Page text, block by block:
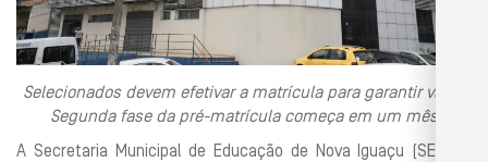
Selecionados devem efetivar a matrícula para garantir vaga;
Segunda fase da pré-matrícula começa em um mês
A Secretaria Municipal de Educação de Nova Iguaçu (SEMED)